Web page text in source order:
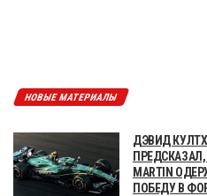
НОВЫЕ МАТЕРИАЛЫ
ДЭВИД
ПРЕДСКАЗАЛ,
MARTIN
ПОБЕДУ В